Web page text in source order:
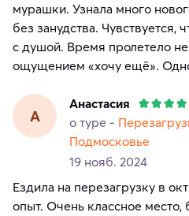
мурашки. Узнала много
без занудства. Чувствуется,
с душой. Время пролетело
ощущением «хочу ещё».
А
Анастасия
о туре -
Подмосковье
19 нояб. 2024
Ездила на перезагрузку в
опыт. Очень классное